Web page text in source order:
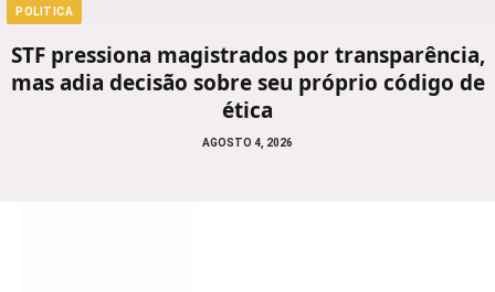
POLITICA
STF pressiona magistrados por transparência,
mas adia decisão sobre seu próprio código de
ética
AGOSTO 4, 2026